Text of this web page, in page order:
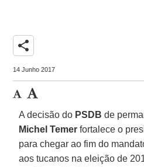
share
14 Junho 2017
A decisão do PSDB de
Michel Temer fortalece o
para chegar ao fim do
aos tucanos na eleição de